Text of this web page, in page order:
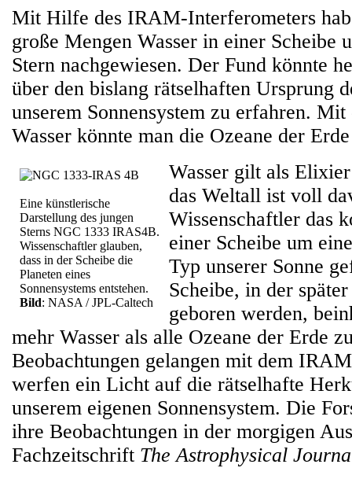
Mit Hilfe des IRAM-Interferometers
große Mengen Wasser in einer Scheibe
Stern nachgewiesen. Der Fund könnte
über den bislang rätselhaften Ursprung
unserem Sonnensystem zu erfahren.
Wasser könnte man die Ozeane der
Eine künstlerische
Darstellung des jungen
Sterns NGC 1333 IRAS4B.
Wissenschaftler glauben,
dass in der Scheibe die
Planeten eines
Sonnensystems entstehen.
Bild: NASA / JPL-Caltech
Wasser gilt als
das Weltall ist voll
Wissenschaftler das
einer Scheibe um
Typ unserer Sonne
Scheibe, in der
geboren werden,
mehr Wasser als alle Ozeane der Erde
Beobachtungen gelangen mit dem
werfen ein Licht auf die rätselhafte
unserem eigenen Sonnensystem. Die
ihre Beobachtungen in der morgigen
Fachzeitschrift The Astrophysical